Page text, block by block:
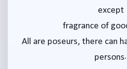
except
fragrance of
All are poseurs, there can
persons.